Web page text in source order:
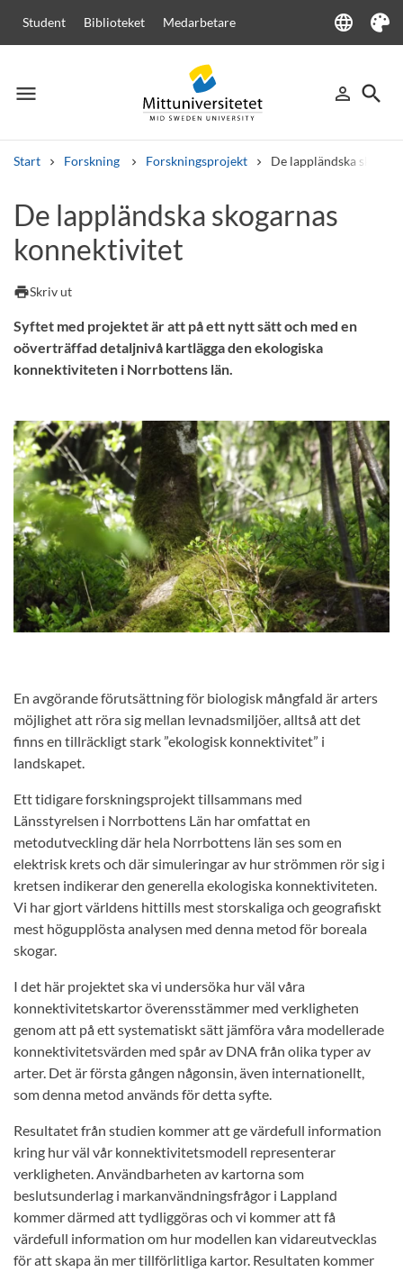
Student Biblioteket Medarbetare language
Language
Tema
menu
Meny person_outline
Logga in
search
Sök
Start Forskning Forskningsprojekt De lappländska
Andra söktjänster
Kurser och programKursplaner
De lappländska skogarnas
konnektivitet
printSkriv ut
Syftet med projektet är att på ett nytt sätt och med en
oöverträffad detaljnivå kartlägga den ekologiska
konnektiviteten i Norrbottens län.
En avgörande förutsättning för biologisk mångfald är arters
möjlighet att röra sig mellan levnadsmiljöer, alltså att det
finns en tillräckligt stark ”ekologisk konnektivitet” i
landskapet.
Ett tidigare forskningsprojekt tillsammans med
Länsstyrelsen i Norrbottens Län har omfattat en
metodutveckling där hela Norrbottens län ses som en
elektrisk krets och där simuleringar av hur strömmen rör sig i
kretsen indikerar den generella ekologiska konnektiviteten.
Vi har gjort världens hittills mest storskaliga och geografiskt
mest högupplösta analysen med denna metod för boreala
skogar.
I det här projektet ska vi undersöka hur väl våra
konnektivitetskartor överensstämmer med verkligheten
genom att på ett systematiskt sätt jämföra våra modellerade
konnektivitetsvärden med spår av DNA från olika typer av
arter. Det är första gången någonsin, även internationellt,
som denna metod används för detta syfte.
Resultatet från studien kommer att ge värdefull information
kring hur väl vår konnektivitetsmodell representerar
verkligheten. Användbarheten av kartorna som
beslutsunderlag i markanvändningsfrågor i Lappland
kommer därmed att tydliggöras och vi kommer att få
värdefull information om hur modellen kan vidareutvecklas
för att skapa än mer tillförlitliga kartor. Resultaten kommer